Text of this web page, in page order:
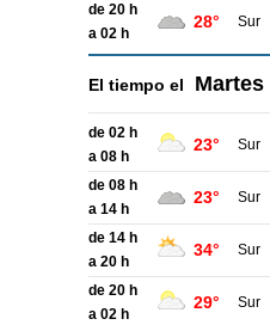
de 20 h
a 02 h
28° Sur
El tiempo el Martes
de 02 h
a 08 h
23° Sur
de 08 h
a 14 h
23° Sur
de 14 h
a 20 h
34° Sur
de 20 h
a 02 h
29° Sur